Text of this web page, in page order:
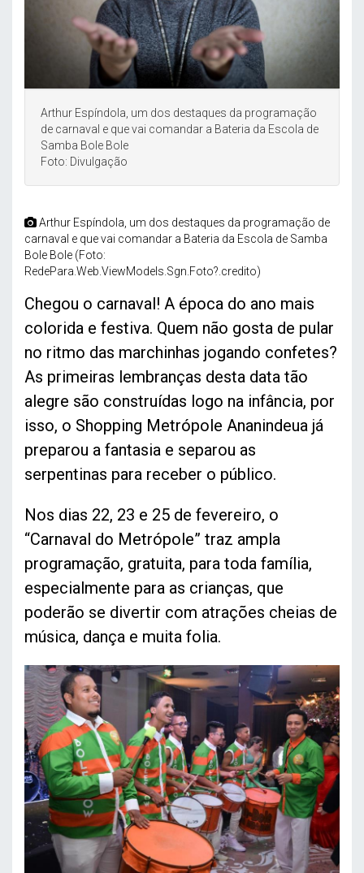
Arthur Espíndola, um dos destaques da programação
de carnaval e que vai comandar a Bateria da Escola de
Samba Bole Bole
Foto: Divulgação
Arthur Espíndola, um dos destaques da programação de
carnaval e que vai comandar a Bateria da Escola de Samba
Bole Bole (Foto:
RedePara.Web.ViewModels.Sgn.Foto?.credito)
Chegou o carnaval! A época do ano mais
colorida e festiva. Quem não gosta de pular
no ritmo das marchinhas jogando confetes?
As primeiras lembranças desta data tão
alegre são construídas logo na infância, por
isso, o Shopping Metrópole Ananindeua já
preparou a fantasia e separou as
serpentinas para receber o público.
Nos dias 22, 23 e 25 de fevereiro, o
“Carnaval do Metrópole” traz ampla
programação, gratuita, para toda família,
especialmente para as crianças, que
poderão se divertir com atrações cheias de
música, dança e muita folia.